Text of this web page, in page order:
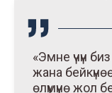
«Эмне үчүн
жана
өлүмүнө жол